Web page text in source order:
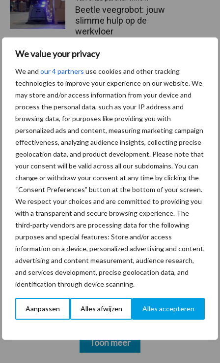
We value your privacy
We and our 4 partners use cookies and other tracking
technologies to improve your experience on our website. We
may store and/or access information from your device and
process the personal data, such as your IP address and
browsing data, for purposes like providing you with
personalized ads and content, measuring marketing campaign
effectiveness, analyzing audience insights, collecting precise
geolocation data, and product development. Please note that
your consent will be valid across all our subdomains. You can
change or withdraw your consent at any time by clicking the
“Consent Preferences” button at the bottom of your screen.
We respect your choices and are committed to providing you
with a transparent and secure browsing experience. The
third-party vendors are processing data for the following
purposes and special features: Store and/or access
information on a device, personalized advertising and content,
advertising and content measurement, audience research,
and services development, precise geolocation data, and
identification through device scanning.
Aanpassen Alles afwijzen Alles accepteren
Beetle veegrobot: jouw
slimme hulp op de
werkvloer
Bescherming van
persoonsgegevens: grip op
de risico’s
Hervorming flexibele
arbeidscontracten kent
mitsen en maren
Thema's Vakpartners
Coronavirus
Toon meer